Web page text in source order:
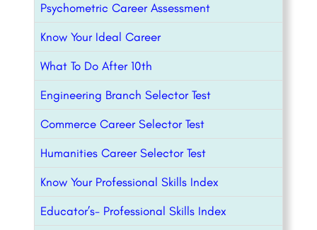
Psychometric Career Assessment
Know Your Ideal Career
What To Do After 10th
Engineering Branch Selector Test
Commerce Career Selector Test
Humanities Career Selector Test
Know Your Professional Skills Index
Educator’s- Professional Skills Index